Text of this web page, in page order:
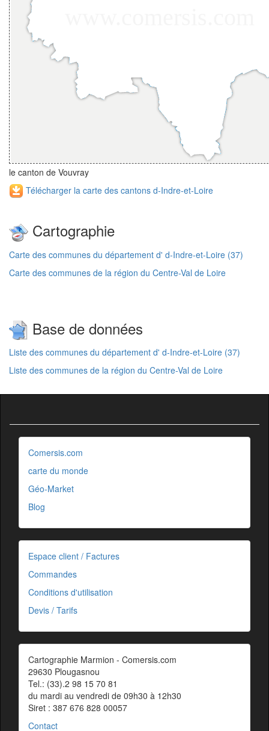
le canton de Vouvray
Télécharger la carte des cantons d-Indre-et-Loire
Cartographie
Carte des communes du département d' d-Indre-et-Loire (37)
Carte des communes de la région du Centre-Val de Loire
Base de données
Liste des communes du département d' d-Indre-et-Loire (37)
Liste des communes de la région du Centre-Val de Loire
Comersis.com
carte du monde
Géo-Market
Blog
Espace client / Factures
Commandes
Conditions d'utilisation
Devis / Tarifs
Cartographie Marmion - Comersis.com
29630 Plougasnou
Tel.: (33).2 98 15 70 81
du mardi au vendredi de 09h30 à 12h30
Siret : 387 676 828 00057
Contact